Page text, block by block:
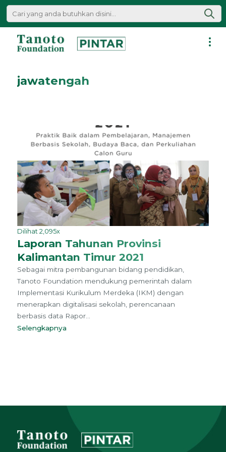
Lewati
|
Tanoto
jawatengah
Dilihat 2,095x
Laporan Tahunan Provinsi
Kalimantan Timur 2021
Sebagai mitra pembangunan bidang pendidikan,
Tanoto Foundation mendukung pemerintah dalam
Implementasi Kurikulum Merdeka (IKM) dengan
menerapkan digitalisasi sekolah, perencanaan
berbasis data Rapor...
Selengkapnya